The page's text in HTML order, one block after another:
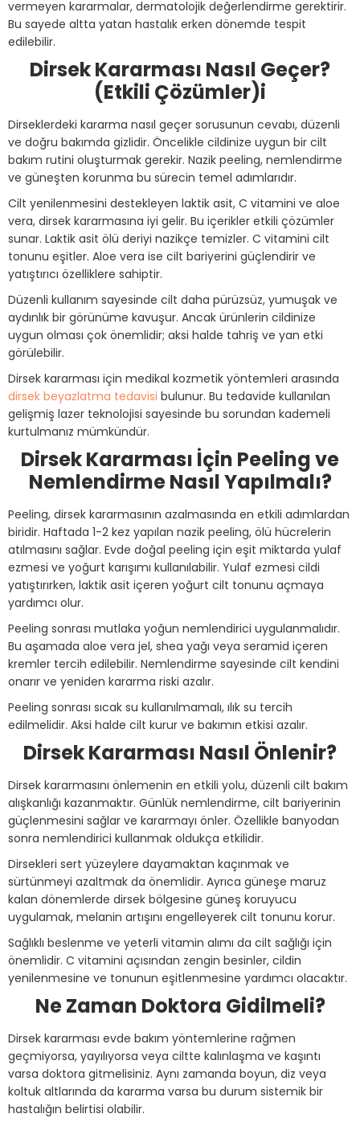
vermeyen kararmalar, dermatolojik değerlendirme gerektirir.
Bu sayede altta yatan hastalık erken dönemde tespit
edilebilir.
Dirsek Kararması Nasıl Geçer?
(Etkili Çözümler)i
Dirseklerdeki kararma nasıl geçer sorusunun cevabı, düzenli
ve doğru bakımda gizlidir. Öncelikle cildinize uygun bir cilt
bakım rutini oluşturmak gerekir. Nazik peeling, nemlendirme
ve güneşten korunma bu sürecin temel adımlarıdır.
Cilt yenilenmesini destekleyen laktik asit, C vitamini ve aloe
vera, dirsek kararmasına iyi gelir. Bu içerikler etkili çözümler
sunar. Laktik asit ölü deriyi nazikçe temizler. C vitamini cilt
tonunu eşitler. Aloe vera ise cilt bariyerini güçlendirir ve
yatıştırıcı özelliklere sahiptir.
Düzenli kullanım sayesinde cilt daha pürüzsüz, yumuşak ve
aydınlık bir görünüme kavuşur. Ancak ürünlerin cildinize
uygun olması çok önemlidir; aksi halde tahriş ve yan etki
görülebilir.
Dirsek kararması için medikal kozmetik yöntemleri arasında
dirsek beyazlatma tedavisi bulunur. Bu tedavide kullanılan
gelişmiş lazer teknolojisi sayesinde bu sorundan kademeli
kurtulmanız mümkündür.
Dirsek Kararması İçin Peeling ve
Nemlendirme Nasıl Yapılmalı?
Peeling, dirsek kararmasının azalmasında en etkili adımlardan
biridir. Haftada 1-2 kez yapılan nazik peeling, ölü hücrelerin
atılmasını sağlar. Evde doğal peeling için eşit miktarda yulaf
ezmesi ve yoğurt karışımı kullanılabilir. Yulaf ezmesi cildi
yatıştırırken, laktik asit içeren yoğurt cilt tonunu açmaya
yardımcı olur.
Peeling sonrası mutlaka yoğun nemlendirici uygulanmalıdır.
Bu aşamada aloe vera jel, shea yağı veya seramid içeren
kremler tercih edilebilir. Nemlendirme sayesinde cilt kendini
onarır ve yeniden kararma riski azalır.
Peeling sonrası sıcak su kullanılmamalı, ılık su tercih
edilmelidir. Aksi halde cilt kurur ve bakımın etkisi azalır.
Dirsek Kararması Nasıl Önlenir?
Dirsek kararmasını önlemenin en etkili yolu, düzenli cilt bakım
alışkanlığı kazanmaktır. Günlük nemlendirme, cilt bariyerinin
güçlenmesini sağlar ve kararmayı önler. Özellikle banyodan
sonra nemlendirici kullanmak oldukça etkilidir.
Dirsekleri sert yüzeylere dayamaktan kaçınmak ve
sürtünmeyi azaltmak da önemlidir. Ayrıca güneşe maruz
kalan dönemlerde dirsek bölgesine güneş koruyucu
uygulamak, melanin artışını engelleyerek cilt tonunu korur.
Sağlıklı beslenme ve yeterli vitamin alımı da cilt sağlığı için
önemlidir. C vitamini açısından zengin besinler, cildin
yenilenmesine ve tonunun eşitlenmesine yardımcı olacaktır.
Ne Zaman Doktora Gidilmeli?
Dirsek kararması evde bakım yöntemlerine rağmen
geçmiyorsa, yayılıyorsa veya ciltte kalınlaşma ve kaşıntı
varsa doktora gitmelisiniz. Aynı zamanda boyun, diz veya
koltuk altlarında da kararma varsa bu durum sistemik bir
hastalığın belirtisi olabilir.